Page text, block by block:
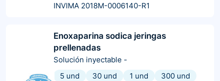
INVIMA 2018M-0006140-R1
Enoxaparina sodica jeringas
prellenadas
Solución inyectable -
5 und
30 und 1 und
300 und